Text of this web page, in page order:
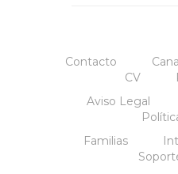
Contacto
CV
Aviso Legal
Familias